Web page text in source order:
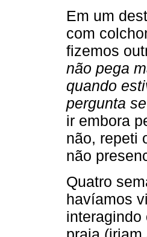
Em um
com
fizemos
não pega
quando
pergunta
ir embora
não, repeti
não
Quatro
havíamos